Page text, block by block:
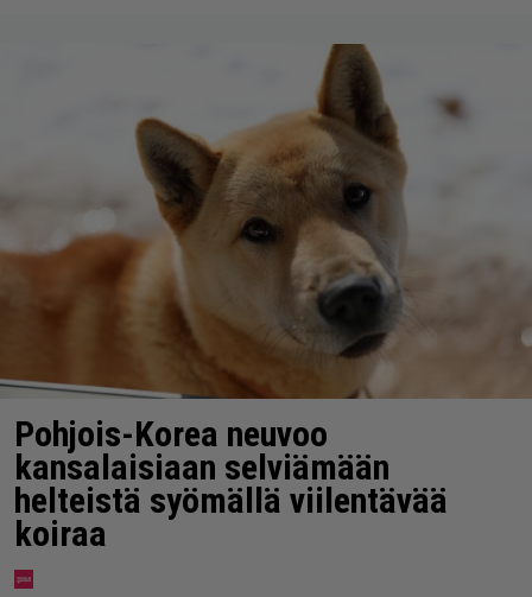
Pohjois-Korea neuvoo
kansalaisiaan selviämään
helteistä syömällä viilentävää
koiraa